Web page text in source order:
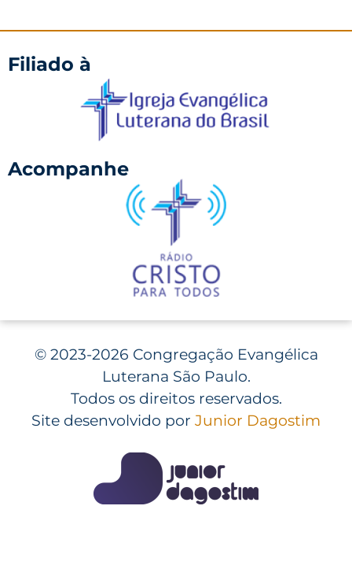
Filiado à
Acompanhe
©2023-2026 Congregação Evangélica
Luterana São Paulo.
Todos os direitos reservados.
Site desenvolvido por Junior Dagostim